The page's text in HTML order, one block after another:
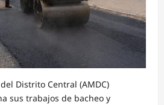
Distrito Central (AMDC)
sus trabajos de bacheo y